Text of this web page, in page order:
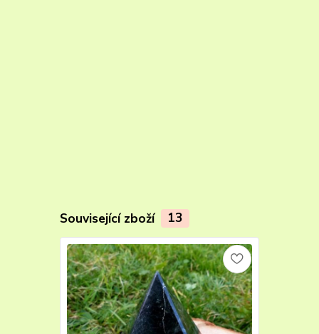
Související zboží 13